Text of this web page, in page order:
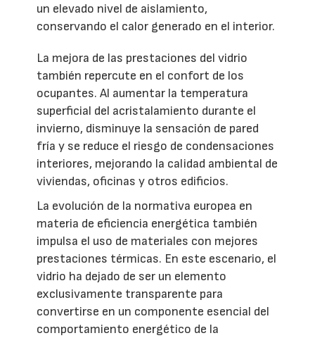
un elevado nivel de aislamiento,
conservando el calor generado en el interior.
La mejora de las prestaciones del vidrio
también repercute en el confort de los
ocupantes. Al aumentar la temperatura
superficial del acristalamiento durante el
invierno, disminuye la sensación de pared
fría y se reduce el riesgo de condensaciones
interiores, mejorando la calidad ambiental de
viviendas, oficinas y otros edificios.
La evolución de la normativa europea en
materia de eficiencia energética también
impulsa el uso de materiales con mejores
prestaciones térmicas. En este escenario, el
vidrio ha dejado de ser un elemento
exclusivamente transparente para
convertirse en un componente esencial del
comportamiento energético de la